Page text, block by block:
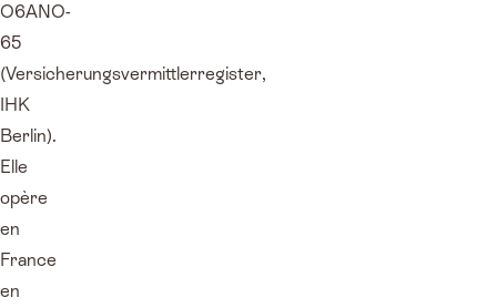
O6ANO-
65
(Versicherungsvermittlerregister,
IHK
Berlin).
Elle
opère
en
France
en